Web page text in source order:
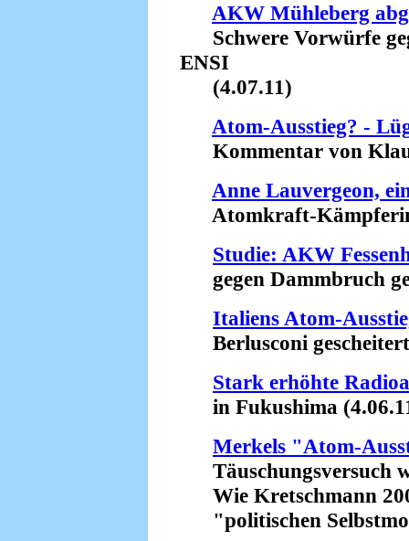
AKW Mühleberg
Schwere Vorwürfe
ENSI
(4.07.11)
Atom-Ausstieg? -
Kommentar von
Anne Lauvergeon,
Atomkraft-
Studie: AKW
gegen Dammbruch
Italiens Atom-
Berlusconi gescheitert
Stark erhöhte
in Fukushima
Merkels "Atom-
Täuschungsversuch
Wie Kretschmann
"politischen